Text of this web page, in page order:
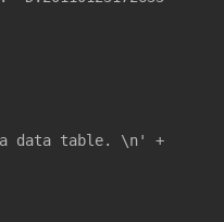
data table. \n' +